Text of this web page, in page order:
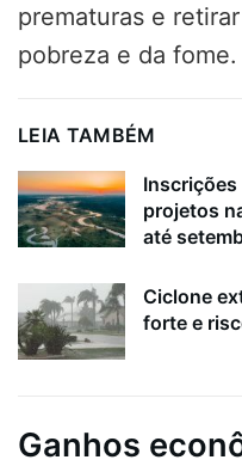
prematuras e
pobreza e da fome.
LEIA TAMBÉM
Inscrições
projetos
até
Ciclone
forte e
Ganhos